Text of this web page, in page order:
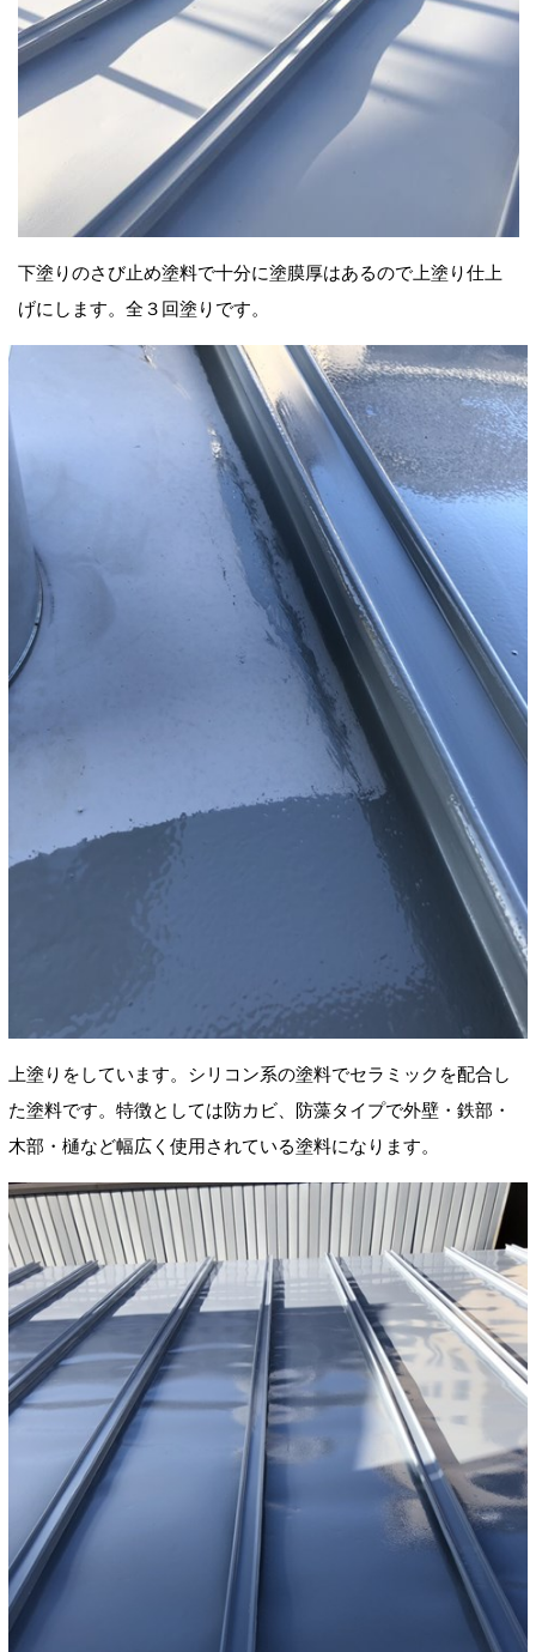
下塗りのさび止め塗料で十分に塗膜厚はあるので上塗り仕上
げにします。全３回塗りです。
上塗りをしています。シリコン系の塗料でセラミックを配合し
た塗料です。特徴としては防カビ、防藻タイプで外壁・鉄部・
木部・樋など幅広く使用されている塗料になります。